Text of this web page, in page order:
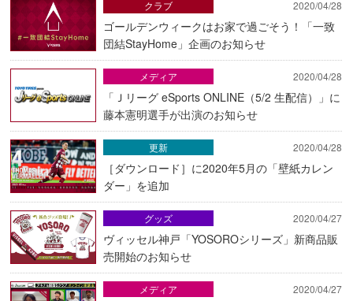
2020/04/28
ゴールデンウィークはお家で過ごそう！「一致
団結StayHome」企画のお知らせ
クラブ
2020/04/28
「Ｊリーグ eSports ONLINE（5/2 生配信）」に
藤本憲明選手が出演のお知らせ
メディア
2020/04/28
［ダウンロード］に2020年5月の「壁紙カレン
ダー」を追加
更新
2020/04/27
ヴィッセル神戸「YOSOROシリーズ」新商品販
売開始のお知らせ
グッズ
2020/04/27
メディア